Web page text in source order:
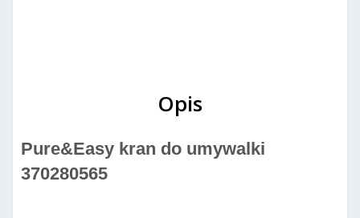
Opis
Pure&Easy kran do umywalki
370280565